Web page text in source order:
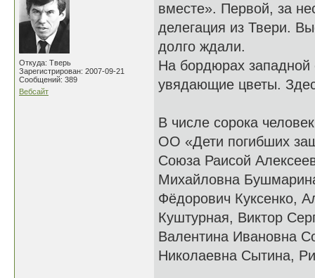
Откуда: Тверь
Зарегистрирован: 2007-09-21
Сообщений: 389
Вебсайт
вместе». Первой, за
делегация из Твери.
долго ждали.
На бордюрах
увядающие цветы.
В числе сорока
ОО «Дети погибших
Союза Раисой
Михайловна
Фёдорович Куксенко,
Куштурная, Виктор
Валентина Ивановна
Николаевна Сытина,